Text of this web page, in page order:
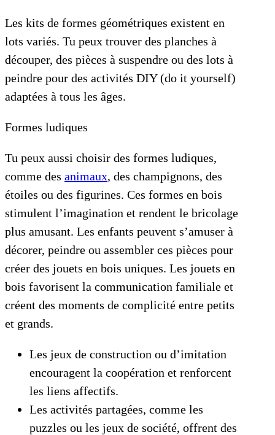
Les kits de formes géométriques existent en
lots variés. Tu peux trouver des planches à
découper, des pièces à suspendre ou des lots à
peindre pour des activités DIY (do it yourself)
adaptées à tous les âges.
Formes ludiques
Tu peux aussi choisir des formes ludiques,
comme des animaux, des champignons, des
étoiles ou des figurines. Ces formes en bois
stimulent l’imagination et rendent le bricolage
plus amusant. Les enfants peuvent s’amuser à
décorer, peindre ou assembler ces pièces pour
créer des jouets en bois uniques. Les jouets en
bois favorisent la communication familiale et
créent des moments de complicité entre petits
et grands.
Les jeux de construction ou d’imitation
encouragent la coopération et renforcent
les liens affectifs.
Les activités partagées, comme les
puzzles ou les jeux de société, offrent des